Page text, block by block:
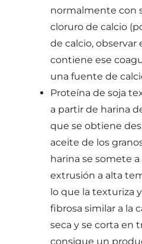
normalmente con
cloruro de calcio
de calcio,
contiene ese
una fuente de
Proteína de soja
a partir de harina
que se obtiene
aceite de los
harina se somete
extrusión a alta
lo que la texturiza
fibrosa similar a la
seca y se corta en
consigue un